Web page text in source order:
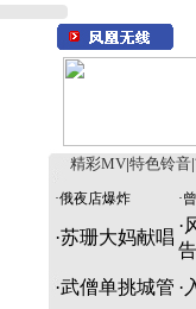
精彩MV 特色铃音
·俄夜店爆炸 ·
·苏珊大妈献唱
·
告
·武僧单挑城管 ·